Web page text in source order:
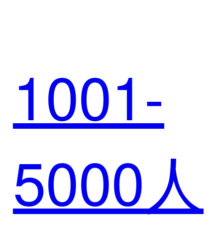
型
例 | 璞
华赋能
1001-
5000人